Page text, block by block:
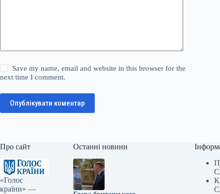
Save my name, email and website in this browser for the
next time I comment.
Опублікувати коментар
Про сайт
«Голос
країни» —
Останні новини